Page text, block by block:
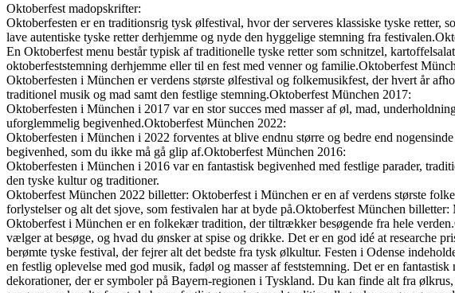
Oktoberfest madopskrifter:
Oktoberfesten er en traditionsrig tysk ølfestival, hvor der serveres klassiske tyske
lave autentiske tyske retter derhjemme og nyde den hyggelige stemning fra
En Oktoberfest menu består typisk af traditionelle tyske retter som schnitzel,
oktoberfeststemning derhjemme eller til en fest med venner og familie.Oktoberfest
Oktoberfesten i München er verdens største ølfestival og folkemusikfest, der hvert år
traditionel musik og mad samt den festlige stemning.Oktoberfest München 2017:
Oktoberfesten i München i 2017 var en stor succes med masser af øl, mad,
uforglemmelig begivenhed.Oktoberfest München 2022:
Oktoberfesten i München i 2022 forventes at blive endnu større og bedre end
begivenhed, som du ikke må gå glip af.Oktoberfest München 2016:
Oktoberfesten i München i 2016 var en fantastisk begivenhed med festlige parader,
den tyske kultur og traditioner.
Oktoberfest München 2022 billetter: Oktoberfest i München er en af verdens største
forlystelser og alt det sjove, som festivalen har at byde på.Oktoberfest München
Oktoberfest i München er en folkekær tradition, der tiltrækker besøgende fra hele
vælger at besøge, og hvad du ønsker at spise og drikke. Det er en god idé at researche
berømte tyske festival, der fejrer alt det bedste fra tysk ølkultur. Festen i Odense
en festlig oplevelse med god musik, fadøl og masser af feststemning. Det er en
dekorationer, der er symboler på Bayern-regionen i Tyskland. Du kan finde alt fra